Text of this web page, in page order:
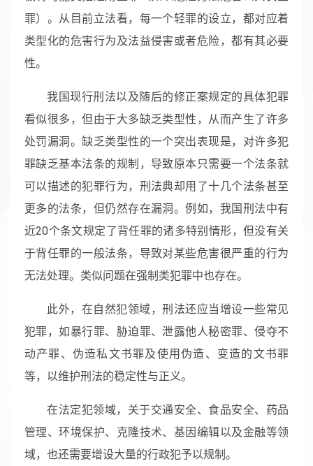
罪）。从目前立法看，每一个轻罪的设立，都对应着
类型化的危害行为及法益侵害或者危险，都有其必要
性。
我国现行刑法以及随后的修正案规定的具体犯罪
看似很多，但由于大多缺乏类型性，从而产生了许多
处罚漏洞。缺乏类型性的一个突出表现是，对许多犯
罪缺乏基本法条的规制，导致原本只需要一个法条就
可以描述的犯罪行为，刑法典却用了十几个法条甚至
更多的法条，但仍然存在漏洞。例如，我国刑法中有
近20个条文规定了背任罪的诸多特别情形，但没有关
于背任罪的一般法条，导致对某些危害很严重的行为
无法处理。类似问题在强制类犯罪中也存在。
此外，在自然犯领域，刑法还应当增设一些常见
犯罪，如暴行罪、胁迫罪、泄露他人秘密罪、侵夺不
动产罪、伪造私文书罪及使用伪造、变造的文书罪
等，以维护刑法的稳定性与正义。
在法定犯领域，关于交通安全、食品安全、药品
管理、环境保护、克隆技术、基因编辑以及金融等领
域，也还需要增设大量的行政犯予以规制。